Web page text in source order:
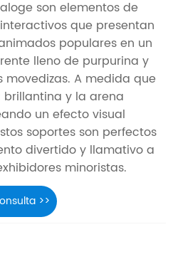
son elementos de
que presentan
populares en un
lleno de purpurina y
A medida que
brillantina y la arena
un efecto visual
soportes son perfectos
divertido y llamativo a
minoristas.
>>